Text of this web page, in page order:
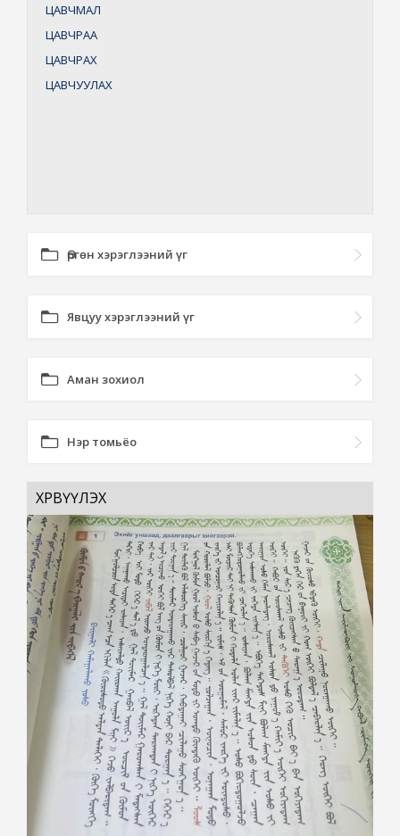
ЦАВЧМАЛ
ЦАВЧРАА
ЦАВЧРАХ
ЦАВЧУУЛАХ
Өргөн хэрэглээний үг
Явцуу хэрэглээний үг
Аман зохиол
Нэр томьёо
ХӨРВҮҮЛЭХ